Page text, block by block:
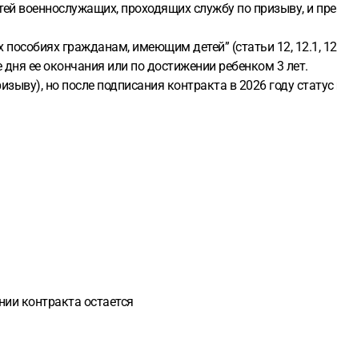
военнослужащих, проходящих службу по призыву, и
гражданам, имеющим детей” (статьи 12, 12.1,
ее окончания или по достижении ребенком 3 лет.
но после подписания контракта в 2026 году
контракта остается